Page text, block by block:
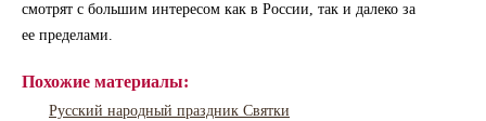
смотрят с большим интересом как в России, так и далеко за
ее пределами.
Похожие материалы:
Русский народный праздник Святки